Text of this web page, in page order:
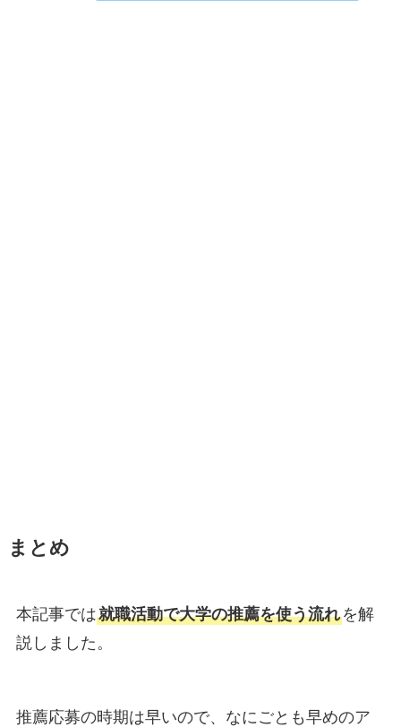
まとめ
本記事では就職活動で大学の推薦を使う流れを解
説しました。
推薦応募の時期は早いので、なにごとも早めのア